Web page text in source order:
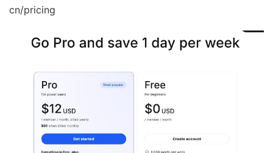
cn/pricing